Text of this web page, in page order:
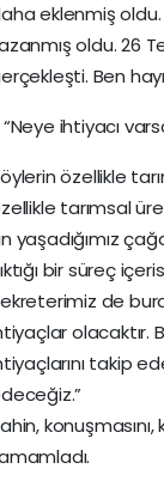
eklenmiş oldu.
oldu. 26
Ben
ihtiyacı
özellikle
tarımsal
yaşadığımız
bir süreç
de
olacaktır.
takip